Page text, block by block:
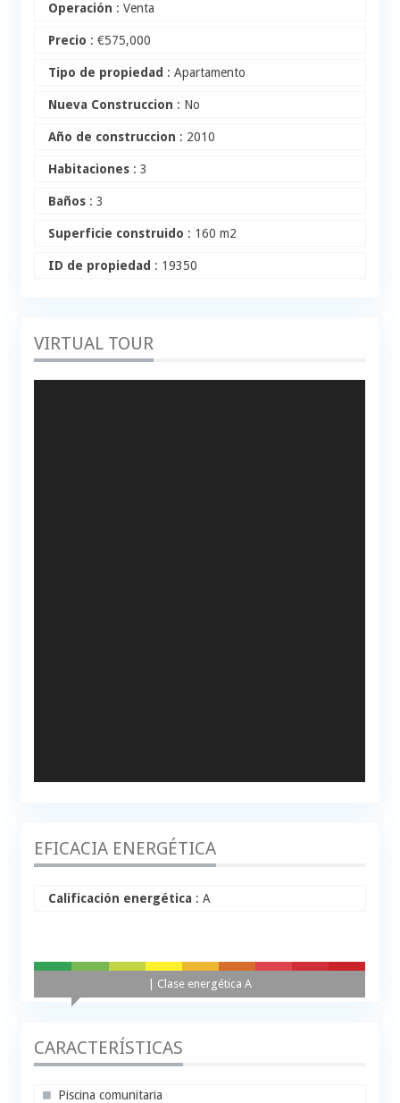
Operación : Venta
Precio :€575,000
Tipo de propiedad : Apartamento
Nueva Construccion : No
Año de construccion : 2010
Habitaciones : 3
Baños : 3
Superficie construido : 160 m2
ID de propiedad : 19350
VIRTUAL TOUR
EFICACIA ENERGÉTICA
Calificación energética : A
A+
| Clase energética A
A B C D E F G H
CARACTERÍSTICAS
Piscina comunitaria